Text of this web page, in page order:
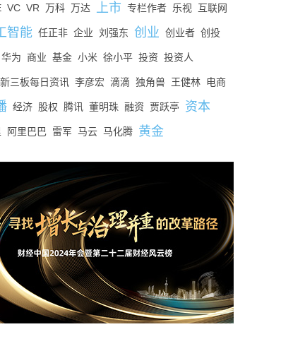
VC VR 万科 万达 上市 专栏作者 乐视 互联网
智能 任正非 企业 刘强东 创业 创业者 创投
华为 商业 基金 小米 徐小平 投资 投资人
新三板每日资讯 李彦宏 滴滴 独角兽 王健林 电商
经济 股权 腾讯 董明珠 融资 贾跃亭 资本
阿里巴巴 雷军 马云 马化腾 黄金